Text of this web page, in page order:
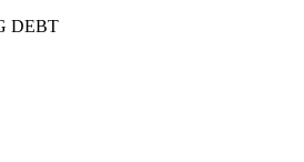
DEBT